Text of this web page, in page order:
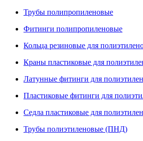
Трубы полипропиленовые
Фитинги полипропиленовые
Кольца резиновые для
Краны пластиковые для
Латунные фитинги для
Пластиковые фитинги для
Седла пластиковые для
Трубы полиэтиленовые (ПНД)